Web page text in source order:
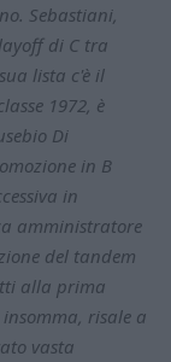
Sebastiani,
di C tra
lista c'è il
1972, è
Di
in B
in
amministratore
del tandem
alla prima
risale a
vasta